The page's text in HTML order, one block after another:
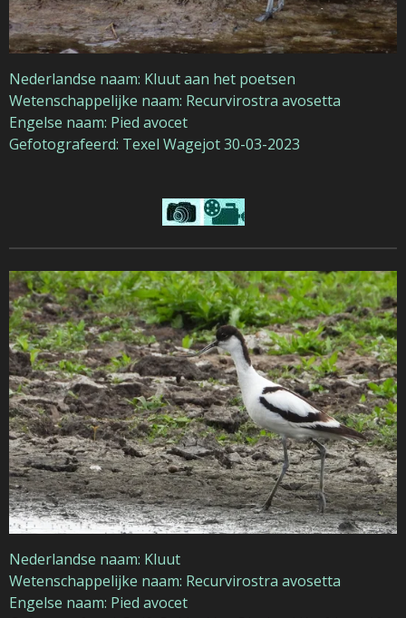
Nederlandse naam: Kluut aan het poetsen
Wetenschappelijke naam: Recurvirostra avosetta
Engelse naam: Pied avocet
Gefotografeerd: Texel Wagejot 30-03-2023
Nederlandse naam: Kluut
Wetenschappelijke naam: Recurvirostra avosetta
Engelse naam: Pied avocet